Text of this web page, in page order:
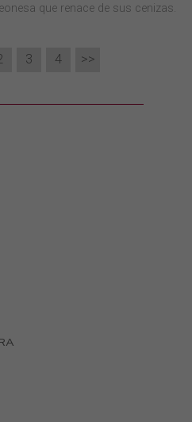
que renace de sus cenizas.
3 4 >>